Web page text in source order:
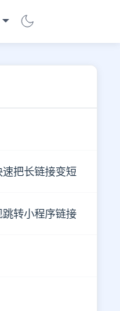
把长链接变短
转小程序链接